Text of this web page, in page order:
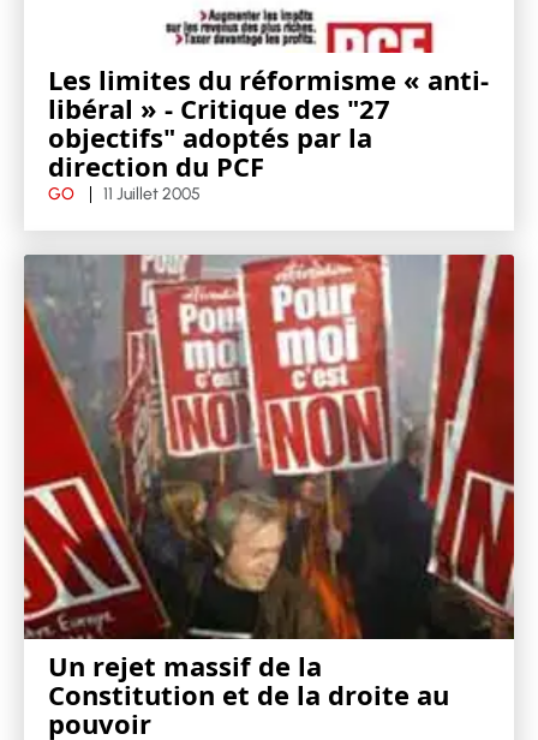
Les limites du réformisme « anti-
libéral » - Critique des "27
objectifs" adoptés par la
direction du PCF
GO 11 Juillet 2005
Un rejet massif de la
Constitution et de la droite au
pouvoir